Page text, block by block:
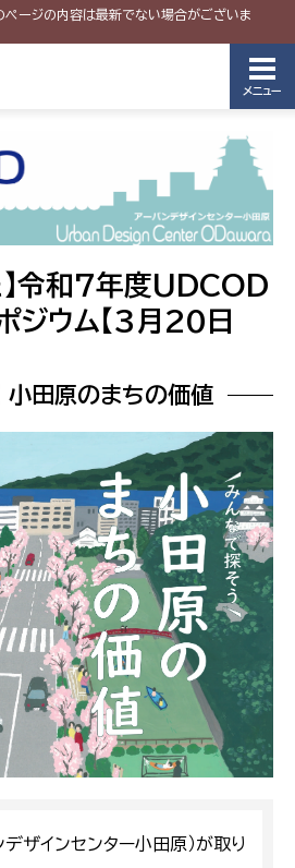
ページの内容は最新でない場合がございま
メニュー
】令和7年度UDCOD
ジウム【3月20日
小田原のまちの価値
ザインセンター小田原）が取り